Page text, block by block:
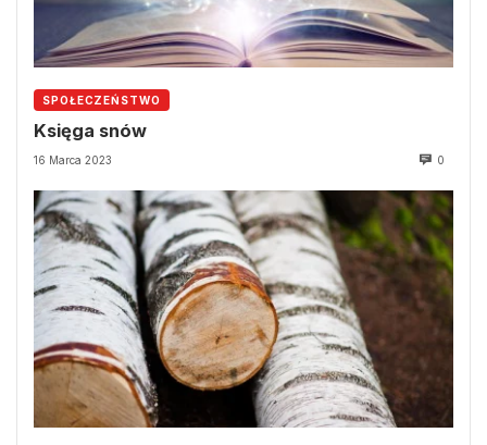
SPOŁECZEŃSTWO
Księga snów
16 Marca 2023 0